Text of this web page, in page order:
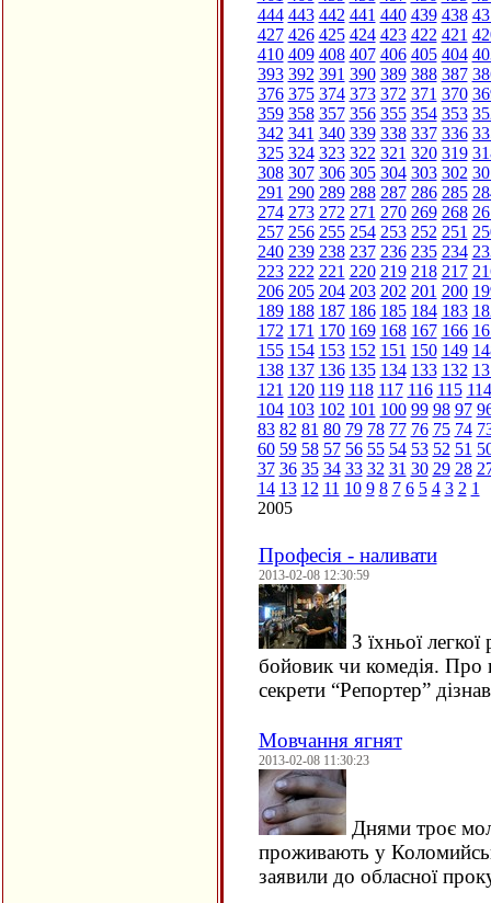
444 443 442 441 440 439 438
427 426 425 424 423 422 421
410 409 408 407 406 405 404
393 392 391 390 389 388 387
376 375 374 373 372 371 370
359 358 357 356 355 354 353
342 341 340 339 338 337 336
325 324 323 322 321 320 319
308 307 306 305 304 303 302
291 290 289 288 287 286 285
274 273 272 271 270 269 268
257 256 255 254 253 252 251
240 239 238 237 236 235 234
223 222 221 220 219 218 217
206 205 204 203 202 201 200
189 188 187 186 185 184 183
172 171 170 169 168 167 166
155 154 153 152 151 150 149
138 137 136 135 134 133 132
121 120 119 118 117 116 115 114
104 103 102 101 100 99 98 97
83 82 81 80 79 78 77 76 75 74
60 59 58 57 56 55 54 53 52 51
37 36 35 34 33 32 31 30 29 28
14 13 12 11 10 9 8 7 6 5 4 3 2 1
2005
Професія - наливати
2013-02-08 12:30:59
З їхньої
бойовик чи комедія. Про
секрети “Репортер”
Мовчання ягнят
2013-02-08 11:30:23
Днями троє
проживають у
заявили до обласної